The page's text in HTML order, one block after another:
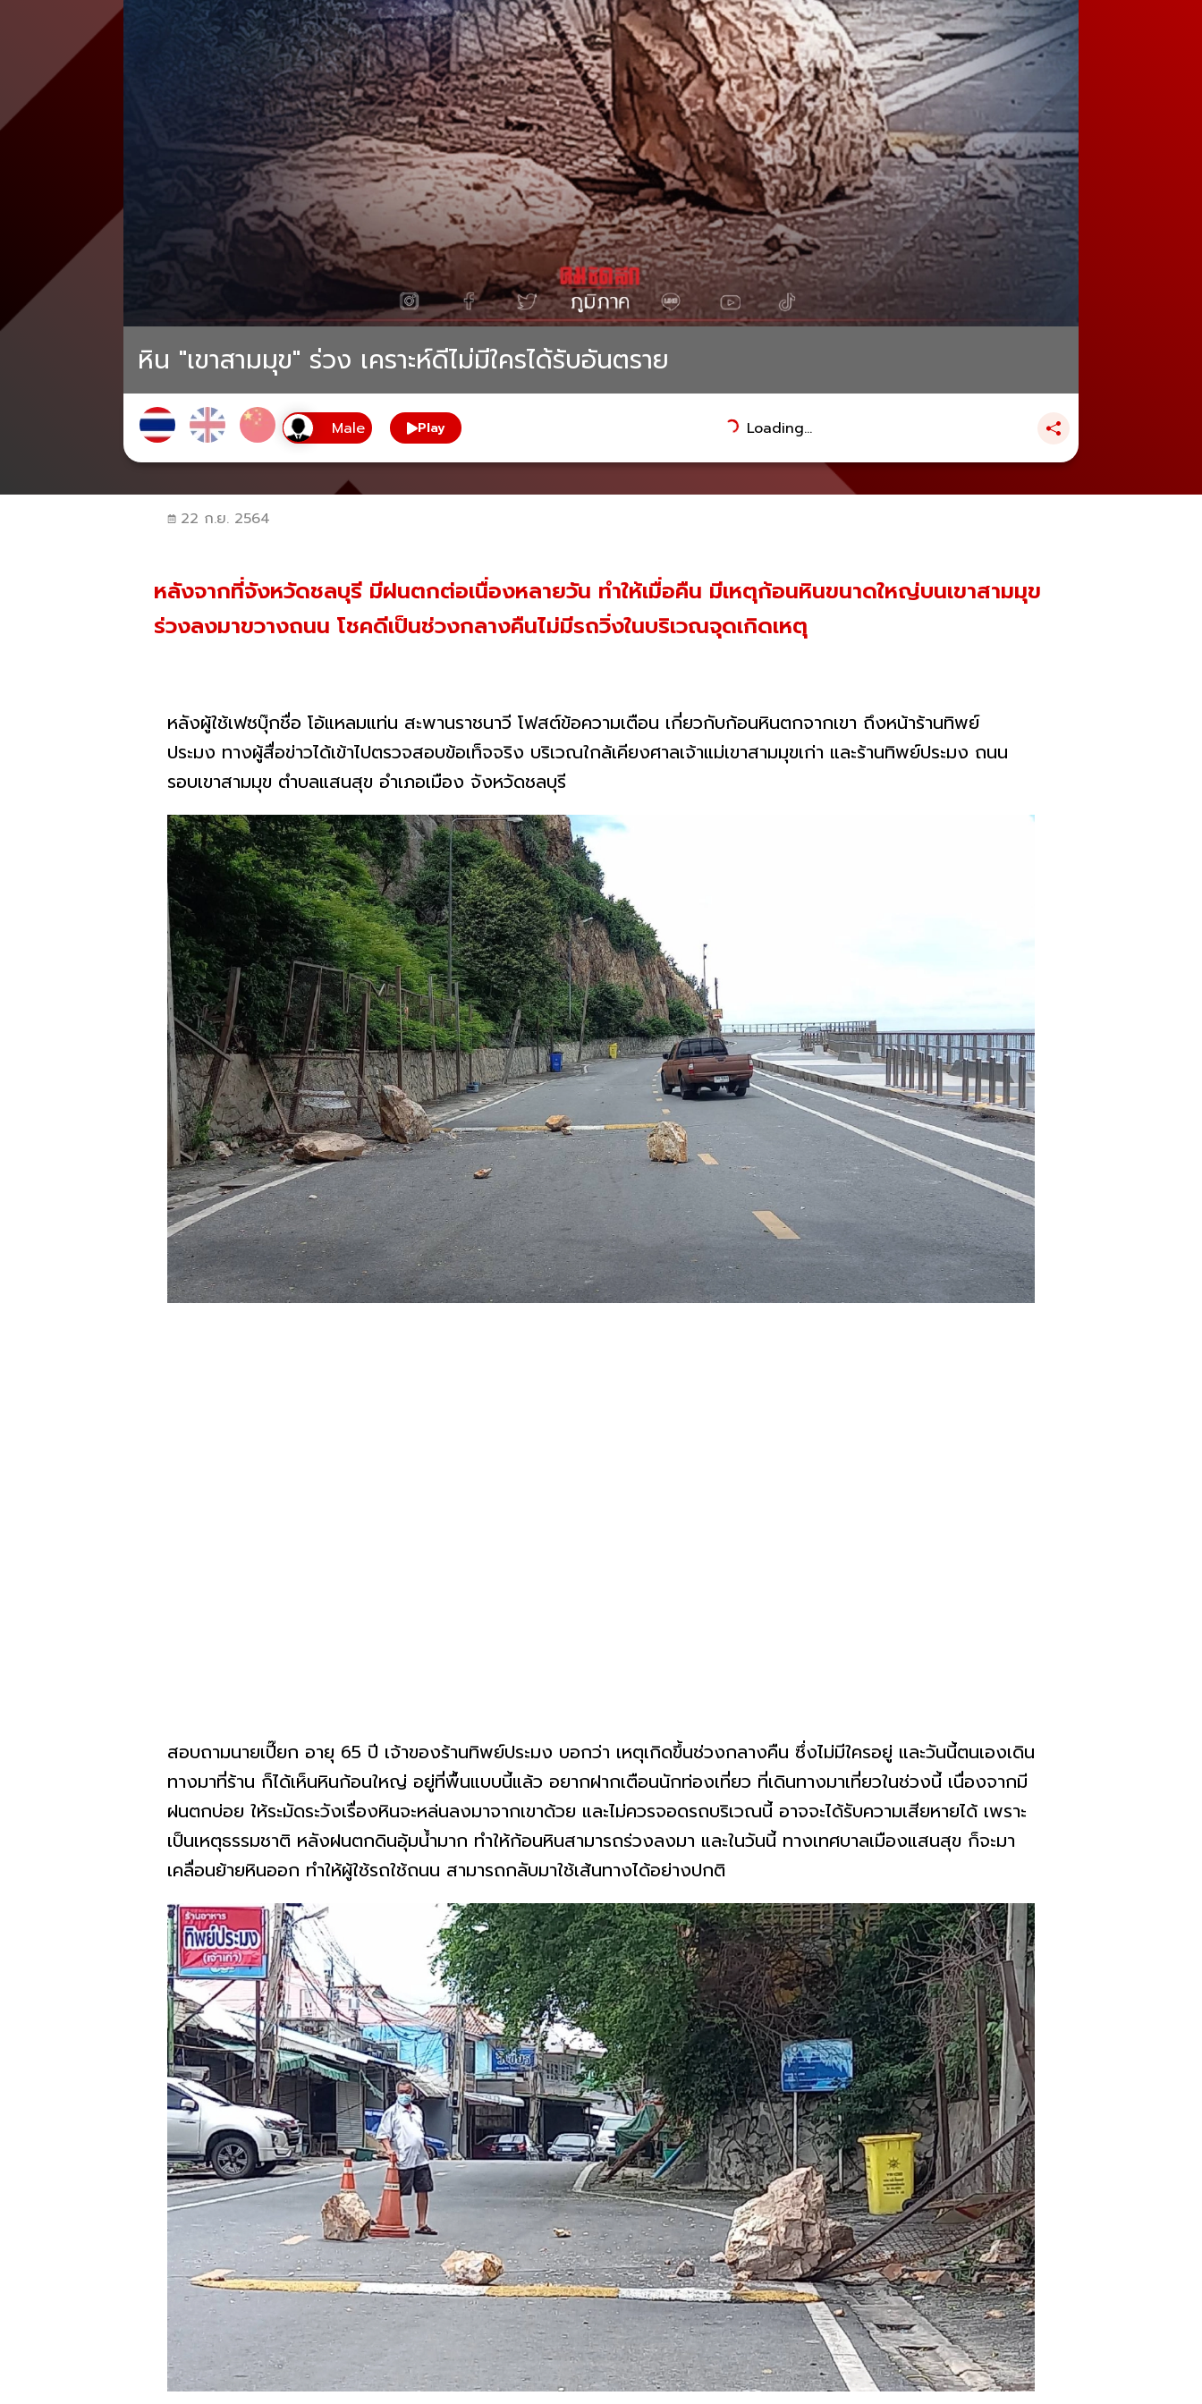
หิน "เขาสามมุข" ร่วง เคราะห์ดีไม่มีใครได้รับอันตราย
Play Loading...
22 ก.ย. 2564
หลังจากที่จังหวัดชลบุรี มีฝนตกต่อเนื่องหลายวัน ทำให้เมื่อคืน มีเหตุก้อนหินขนาดใหญ่บนเขาสามมุข
ร่วงลงมาขวางถนน โชคดีเป็นช่วงกลางคืนไม่มีรถวิ่งในบริเวณจุดเกิดเหตุ
หลังผู้ใช้เฟซบุ๊กชื่อ โอ้แหลมแท่น สะพานราชนาวี โฟสต์ข้อความเตือน เกี่ยวกับก้อนหินตกจากเขา ถึงหน้าร้านทิพย์
ประมง ทางผู้สื่อข่าวได้เข้าไปตรวจสอบข้อเท็จจริง บริเวณใกล้เคียงศาลเจ้าแม่เขาสามมุขเก่า และร้านทิพย์ประมง ถนน
รอบเขาสามมุข ตำบลแสนสุข อำเภอเมือง จังหวัดชลบุรี
สอบถามนายเปี๊ยก อายุ 65 ปี เจ้าของร้านทิพย์ประมง บอกว่า เหตุเกิดขึ้นช่วงกลางคืน ซึ่งไม่มีใครอยู่ และวันนี้ตนเองเดิน
ทางมาที่ร้าน ก็ได้เห็นหินก้อนใหญ่ อยู่ที่พื้นแบบนี้แล้ว อยากฝากเตือนนักท่องเที่ยว ที่เดินทางมาเที่ยวในช่วงนี้ เนื่องจากมี
ฝนตกบ่อย ให้ระมัดระวังเรื่องหินจะหล่นลงมาจากเขาด้วย และไม่ควรจอดรถบริเวณนี้ อาจจะได้รับความเสียหายได้ เพราะ
เป็นเหตุธรรมชาติ หลังฝนตกดินอุ้มน้ำมาก ทำให้ก้อนหินสามารถร่วงลงมา และในวันนี้ ทางเทศบาลเมืองแสนสุข ก็จะมา
เคลื่อนย้ายหินออก ทำให้ผู้ใช้รถใช้ถนน สามารถกลับมาใช้เส้นทางได้อย่างปกติ